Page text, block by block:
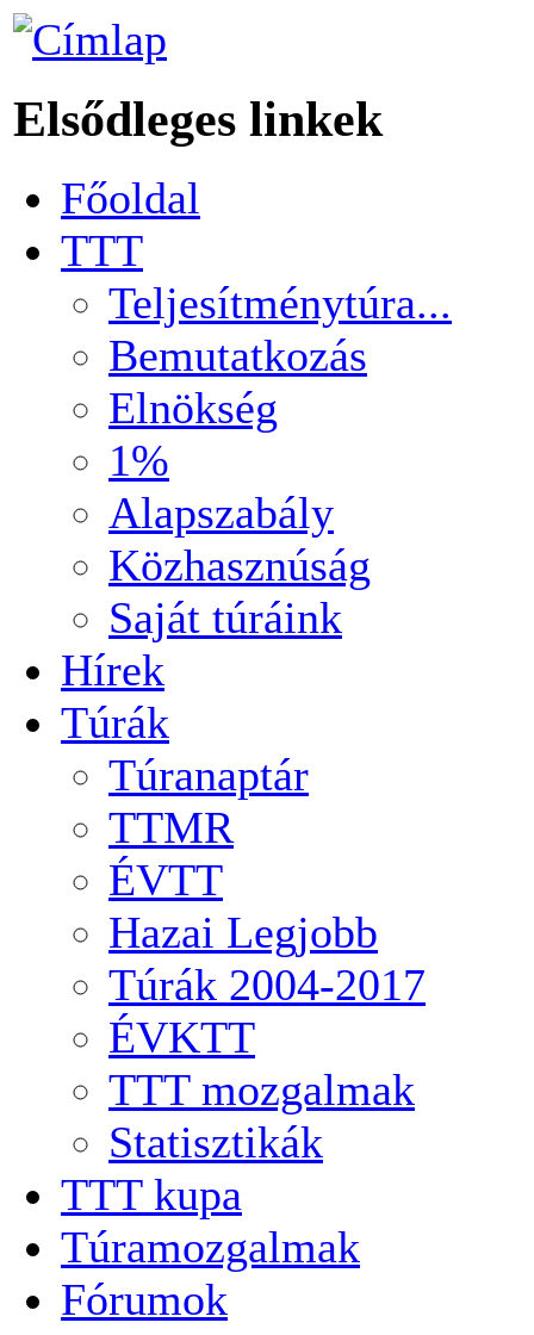
Elsődleges linkek
Főoldal
TTT
Teljesítménytúra...
Bemutatkozás
Elnökség
1%
Alapszabály
Közhasznúság
Saját túráink
Hírek
Túrák
Túranaptár
TTMR
ÉVTT
Hazai Legjobb
Túrák 2004-2017
ÉVKTT
TTT mozgalmak
Statisztikák
TTT kupa
Túramozgalmak
Fórumok